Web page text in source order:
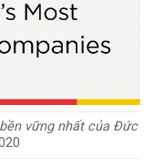
vững nhất của Đức